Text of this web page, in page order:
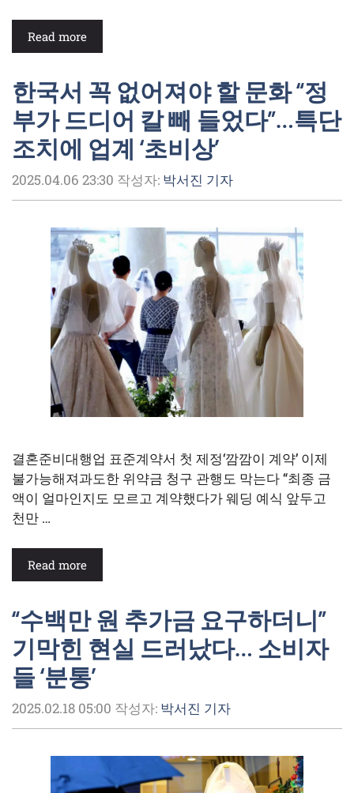
Read more
한국서 꼭 없어져야 할 문화 “정
부가 드디어 칼 빼 들었다”…특단
조치에 업계 ‘초비상’
2025.04.06 23:30 작성자: 박서진 기자
결혼준비대행업 표준계약서 첫 제정‘깜깜이 계약’ 이제
불가능해져과도한 위약금 청구 관행도 막는다 “최종 금
액이 얼마인지도 모르고 계약했다가 웨딩 예식 앞두고
천만 …
Read more
“수백만 원 추가금 요구하더니”
기막힌 현실 드러났다… 소비자
들 ‘분통’
2025.02.18 05:00 작성자: 박서진 기자